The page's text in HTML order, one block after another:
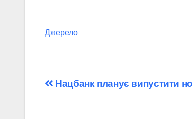
Джерело
Навігація
Нацбанк планує випустити